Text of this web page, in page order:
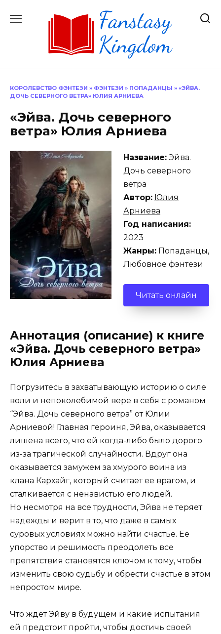
КОРОЛЕВСТВО ФЭНТЕЗИ » ФЭНТЕЗИ » ПОПАДАНЦЫ » «ЭЙВА.
ДОЧЬ СЕВЕРНОГО ВЕТРА» ЮЛИЯ АРНИЕВА
«Эйва. Дочь северного
ветра» Юлия Арниева
Название: Эйва.
Дочь северного
ветра
Автор: Юлия
Арниева
Год написания:
2023
Жанры: Попаданцы,
Любовное фэнтези
Читать онлайн
Аннотация (описание) к книге
«Эйва. Дочь северного ветра»
Юлия Арниева
Погрузитесь в захватывающую историю о силе
воли и непоколебимой вере в себя с романом
“Эйва. Дочь северного ветра” от Юлии
Арниевой! Главная героиня, Эйва, оказывается
лишена всего, что ей когда-либо было дорого
из-за трагической случайности. Вдруг она
оказывается замужем за хмурого воина из
клана Кархайг, который считает ее врагом, и
сталкивается с ненавистью его людей.
Но несмотря на все трудности, Эйва не теряет
надежды и верит в то, что даже в самых
суровых условиях можно найти счастье. Ее
упорство и решимость преодолеть все
препятствия становятся ключом к тому, чтобы
изменить свою судьбу и обрести счастье в этом
непростом мире.
Что ждет Эйву в будущем и какие испытания
ей предстоит пройти, чтобы достичь своей